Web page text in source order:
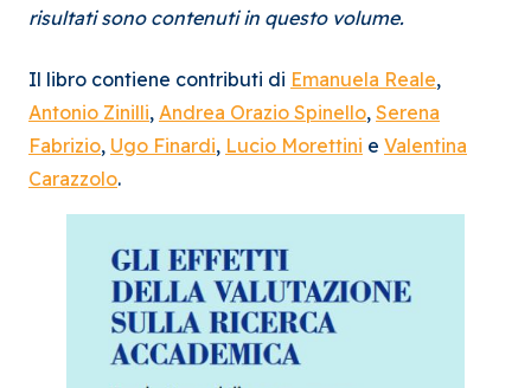
risultati sono contenuti in questo volume.
Il libro contiene contributi di Emanuela Reale,
Antonio Zinilli, Andrea Orazio Spinello, Serena
Fabrizio, Ugo Finardi, Lucio Morettini e Valentina
Carazzolo.